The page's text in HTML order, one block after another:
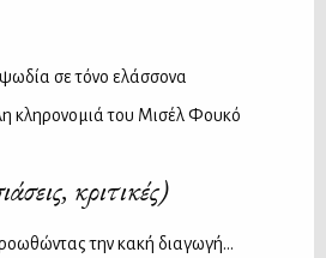
σε τόνο ελάσσονα
κληρονομιά του Μισέλ Φουκό
κριτικές)
την κακή διαγωγή…